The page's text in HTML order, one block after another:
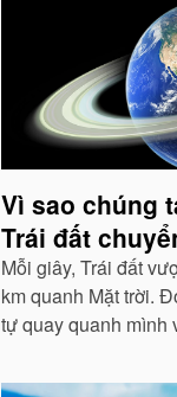
Vì sao chúng
Trái đất
Mỗi giây, Trái đất
km quanh Mặt trời.
tự quay quanh mình
là 465 mét / giây.
đang đứng yên...